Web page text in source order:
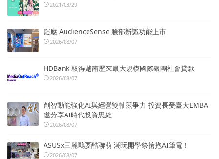
2021/03/29
鎧應 AudienceSense 臉部辨識功能上市
2026/08/07
HDBank 取得越南歷來最大規模國際銀團社會貸款
2026/08/07
創智動能強化AI與經營雙軸競爭力 投資長受臺大EMBA
邀分享AI時代投資思維
2026/08/07
ASUSx三麗鷗耍酷聯萌 潮玩開學祭搶抱AI筆電！
2026/08/07